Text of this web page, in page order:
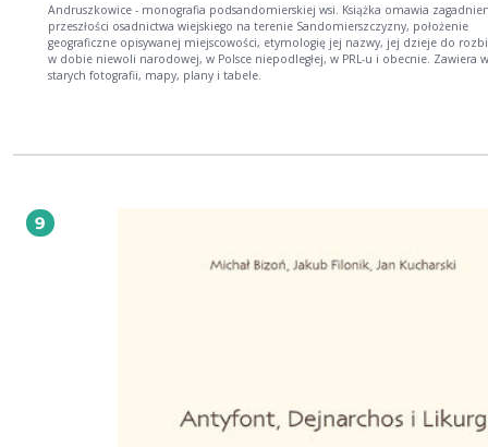
Andruszkowice - monografia podsandomierskiej wsi. Książka omawia
przeszłości osadnictwa wiejskiego na terenie Sandomierszczyzny, położenie
geograficzne opisywanej miejscowości, etymologię jej nazwy, jej dzieje do
w dobie niewoli narodowej, w Polsce niepodległej, w PRL-u i obecnie. Zawiera
starych fotografii, mapy, plany i tabele.
9